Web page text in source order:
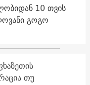
10 თვის
გოგო
თუ